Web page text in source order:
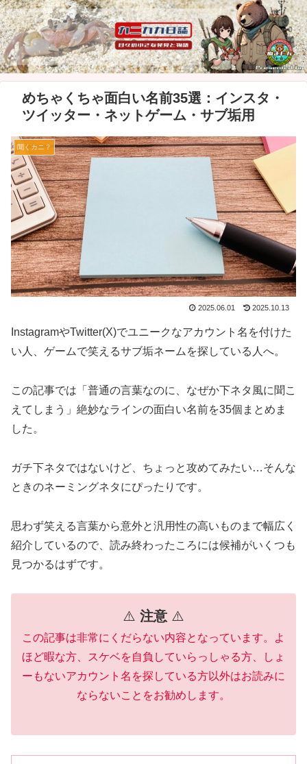
めちゃくちゃ面白い名前35選：インスタ・
ツイッター・ネットゲーム・サブ垢用
聞くカニ？
2025.06.01 2025.10.13
InstagramやTwitter(X)でユニークなアカウント名を付けた
い人、ゲームで笑えるサブ垢ネームを探している人へ。
この記事では「普通の言葉なのに、なぜか下ネタ風に聞こ
えてしまう」絶妙なラインの面白い名前を35個まとめま
した。
ガチ下ネタではないけど、ちょっと攻めてみたい…そんな
ときのネーミングネタにぴったりです。
思わず笑える言葉から意外と汎用性の高いものまで幅広く
紹介しているので、読み終わったころには候補がいくつも
見つかるはずです。
⚠️ 注意 ⚠️
この記事は非常にくだらない内容となっています。
よ
ほど暇な方、スケベを自負していらっしゃる方、しょ
ーもないアカウント名を探している方以外はお読みに
ならないことをお勧めします。